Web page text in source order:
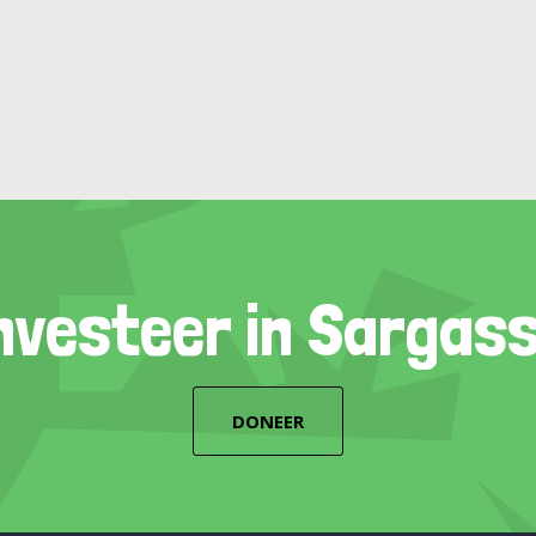
in
DONEER